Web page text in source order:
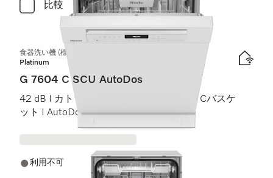
比較
食器洗い機 (標準ドア装備タイプ)
Platinum
G 7604 C SCU AutoDos
42 dB I カトラリートレイ I ExtraComfort Cバスケ
ット I AutoDos I インテンシブ 75 °C
利用不可